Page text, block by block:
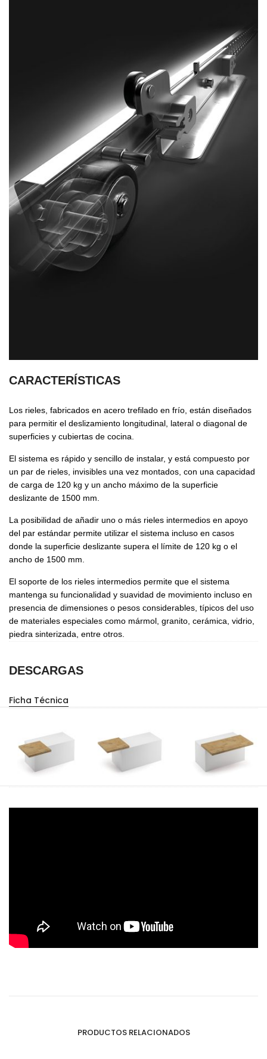
CARACTERÍSTICAS
Los rieles, fabricados en acero trefilado en frío, están diseñados
para permitir el deslizamiento longitudinal, lateral o diagonal de
superficies y cubiertas de cocina.
El sistema es rápido y sencillo de instalar, y está compuesto por
un par de rieles, invisibles una vez montados, con una capacidad
de carga de 120 kg y un ancho máximo de la superficie
deslizante de 1500 mm.
La posibilidad de añadir uno o más rieles intermedios en apoyo
del par estándar permite utilizar el sistema incluso en casos
donde la superficie deslizante supera el límite de 120 kg o el
ancho de 1500 mm.
El soporte de los rieles intermedios permite que el sistema
mantenga su funcionalidad y suavidad de movimiento incluso en
presencia de dimensiones o pesos considerables, típicos del uso
de materiales especiales como mármol, granito, cerámica, vidrio,
piedra sinterizada, entre otros.
DESCARGAS
Ficha Técnica
PRODUCTOS RELACIONADOS